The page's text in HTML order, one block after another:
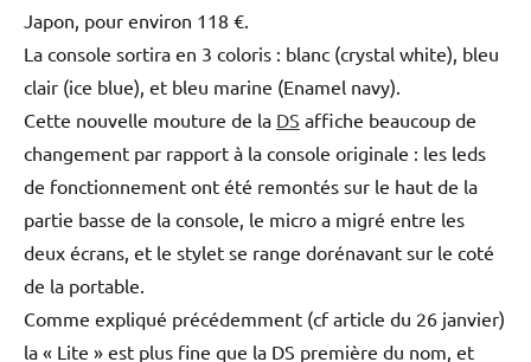
Japon, pour environ 118 €.
La console sortira en 3 coloris : blanc (crystal white), bleu
clair (ice blue), et bleu marine (Enamel navy).
Cette nouvelle mouture de la DS affiche beaucoup de
changement par rapport à la console originale : les leds
de fonctionnement ont été remontés sur le haut de la
partie basse de la console, le micro a migré entre les
deux écrans, et le stylet se range dorénavant sur le coté
de la portable.
Comme expliqué précédemment (cf article du 26 janvier)
la « Lite » est plus fine que la DS première du nom, et